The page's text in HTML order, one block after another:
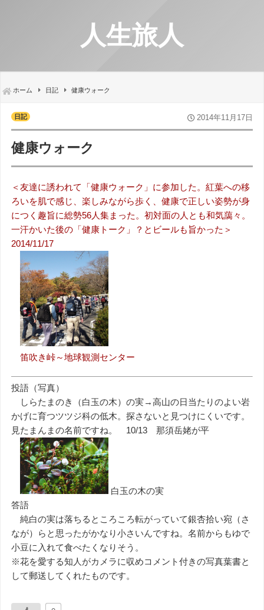
人生旅人
ホーム 日記 健康ウォーク
日記 2014年11月17日
健康ウォーク
＜友達に誘われて「健康ウォーク」に参加した。紅葉への移
ろいを肌で感じ、楽しみながら歩く、健康で正しい姿勢が身
につく趣旨に総勢56人集まった。初対面の人とも和気藹々。
一汗かいた後の「健康トーク」？とビールも旨かった＞
2014/11/17
笛吹き峠～地球観測センター
投語（写真）
しらたまのき（白玉の木）の実→高山の日当たりのよい岩
かげに育つツツジ科の低木。探さないと見つけにくいです。
見たまんまの名前ですね。 10/13 那須岳姥が平
白玉の木の実
答語
純白の実は落ちるところころ転がっていて銀杏拾い宛（さ
なが）らと思ったがかなり小さいんですね。名前からもゆで
小豆に入れて食べたくなりそう。
※花を愛する知人がカメラに収めコメント付きの写真葉書と
して郵送してくれたものです。